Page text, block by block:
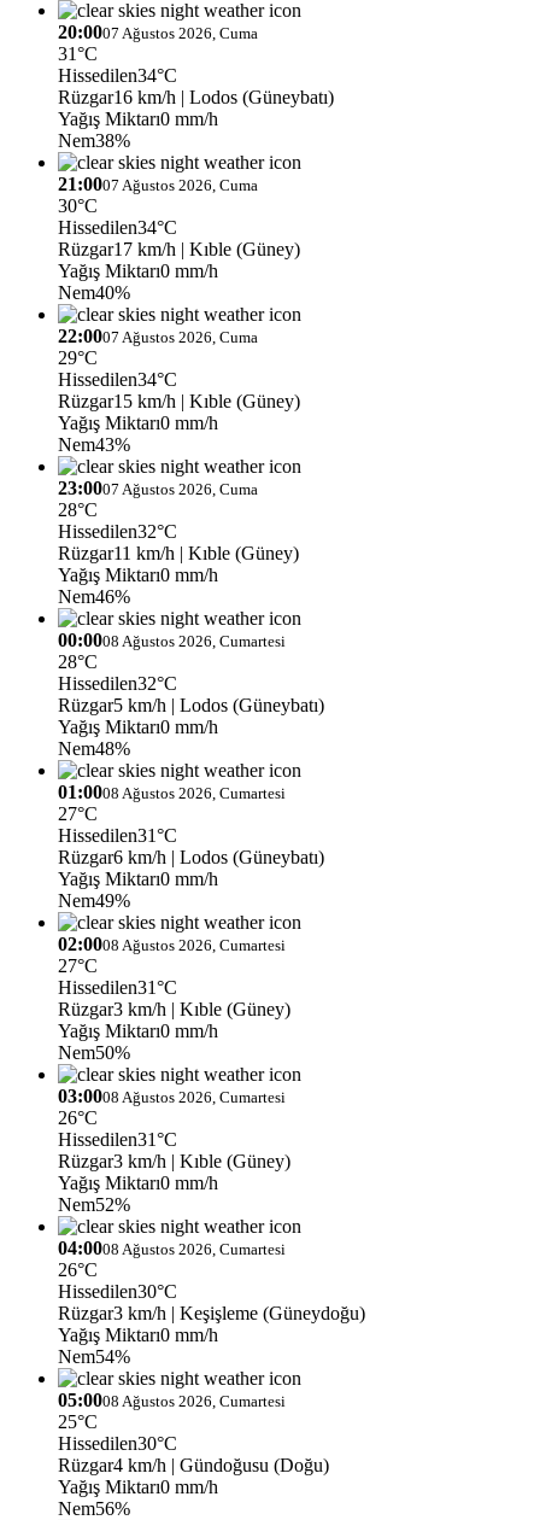
20:0007 Ağustos 2026, Cuma
31°C
Hissedilen34°C
Rüzgar16 km/h | Lodos (Güneybatı)
Yağış Miktarı0 mm/h
Nem38%
21:0007 Ağustos 2026, Cuma
30°C
Hissedilen34°C
Rüzgar17 km/h | Kıble (Güney)
Yağış Miktarı0 mm/h
Nem40%
22:0007 Ağustos 2026, Cuma
29°C
Hissedilen34°C
Rüzgar15 km/h | Kıble (Güney)
Yağış Miktarı0 mm/h
Nem43%
23:0007 Ağustos 2026, Cuma
28°C
Hissedilen32°C
Rüzgar11 km/h | Kıble (Güney)
Yağış Miktarı0 mm/h
Nem46%
00:0008 Ağustos 2026, Cumartesi
28°C
Hissedilen32°C
Rüzgar5 km/h | Lodos (Güneybatı)
Yağış Miktarı0 mm/h
Nem48%
01:0008 Ağustos 2026, Cumartesi
27°C
Hissedilen31°C
Rüzgar6 km/h | Lodos (Güneybatı)
Yağış Miktarı0 mm/h
Nem49%
02:0008 Ağustos 2026, Cumartesi
27°C
Hissedilen31°C
Rüzgar3 km/h | Kıble (Güney)
Yağış Miktarı0 mm/h
Nem50%
03:0008 Ağustos 2026, Cumartesi
26°C
Hissedilen31°C
Rüzgar3 km/h | Kıble (Güney)
Yağış Miktarı0 mm/h
Nem52%
04:0008 Ağustos 2026, Cumartesi
26°C
Hissedilen30°C
Rüzgar3 km/h | Keşişleme (Güneydoğu)
Yağış Miktarı0 mm/h
Nem54%
05:0008 Ağustos 2026, Cumartesi
25°C
Hissedilen30°C
Rüzgar4 km/h | Gündoğusu (Doğu)
Yağış Miktarı0 mm/h
Nem56%